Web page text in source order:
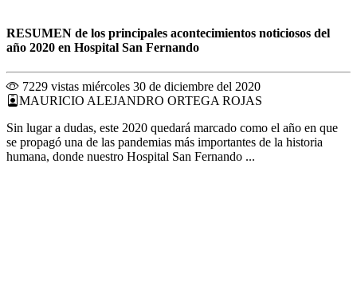
RESUMEN de los principales acontecimientos noticiosos del
año 2020 en Hospital San Fernando
7229 vistas miércoles 30 de diciembre del 2020
MAURICIO ALEJANDRO ORTEGA ROJAS
Sin lugar a dudas, este 2020 quedará marcado como el año en que
se propagó una de las pandemias más importantes de la historia
humana, donde nuestro Hospital San Fernando ...